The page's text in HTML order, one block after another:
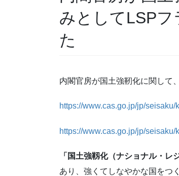
みとしてLSPフ
た
内閣官房が国土強靭化に関して
https://www.cas.go.jp/jp/
https://www.cas.go.jp/jp/
「国土強靱化（ナショナル・
あり、強くてしなやかな国をつ